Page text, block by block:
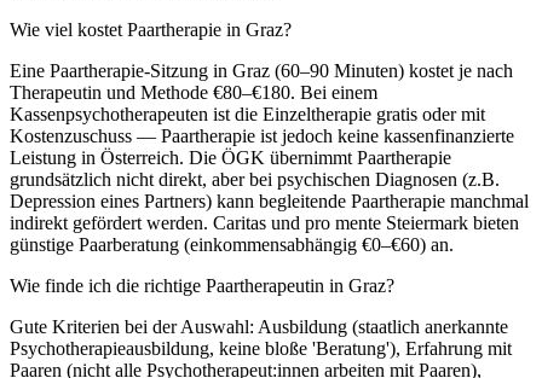
Wie viel kostet Paartherapie in Graz?
Eine Paartherapie-Sitzung in Graz (60–90 Minuten) kostet je nach
Therapeutin und Methode €80–€180. Bei einem
Kassenpsychotherapeuten ist die Einzeltherapie gratis oder mit
Kostenzuschuss — Paartherapie ist jedoch keine kassenfinanzierte
Leistung in Österreich. Die ÖGK übernimmt Paartherapie
grundsätzlich nicht direkt, aber bei psychischen Diagnosen (z.B.
Depression eines Partners) kann begleitende Paartherapie manchmal
indirekt gefördert werden. Caritas und pro mente Steiermark bieten
günstige Paarberatung (einkommensabhängig €0–€60) an.
Wie finde ich die richtige Paartherapeutin in Graz?
Gute Kriterien bei der Auswahl: Ausbildung (staatlich anerkannte
Psychotherapieausbildung, keine bloße 'Beratung'), Erfahrung mit
Paaren (nicht alle Psychotherapeut:innen arbeiten mit Paaren),